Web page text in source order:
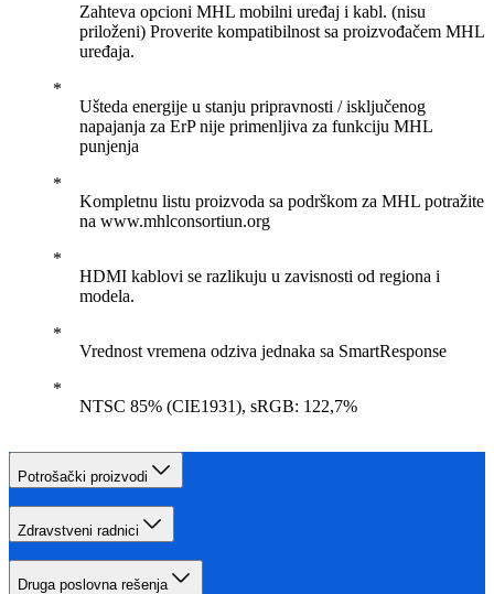
Zahteva opcioni MHL mobilni uređaj i kabl. (nisu
priloženi) Proverite kompatibilnost sa proizvođačem MHL
uređaja.
Ušteda energije u stanju pripravnosti / isključenog
napajanja za ErP nije primenljiva za funkciju MHL
punjenja
Kompletnu listu proizvoda sa podrškom za MHL potražite
na www.mhlconsortiun.org
HDMI kablovi se razlikuju u zavisnosti od regiona i
modela.
Vrednost vremena odziva jednaka sa SmartResponse
NTSC 85% (CIE1931), sRGB: 122,7%
Potrošački proizvodi
Zdravstveni radnici
Druga poslovna rešenja